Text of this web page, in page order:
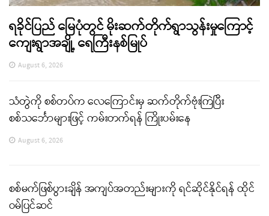
ရခိုင်ပြည် မြေပုံတွင် မိုးဆက်တိုက်ရွာသွန်းမှုကြောင့်
ကျေးရွာအချို့ ရေကြီးနစ်မြုပ်
August 6, 2026
သံတွဲကို စစ်တပ်က လေကြောင်းမှ ဆက်တိုက်ဗုံးကြဲပြီး
စစ်သင်္ဘောများဖြင့် ကမ်းတက်ရန် ကြိုးပမ်းနေ
August 6, 2026
စစ်မက်ဖြစ်ပွားချိန် အကျပ်အတည်းများကို ရင်ဆိုင်နိုင်ရန် ထိုင်
ဝမ်ပြင်ဆင်